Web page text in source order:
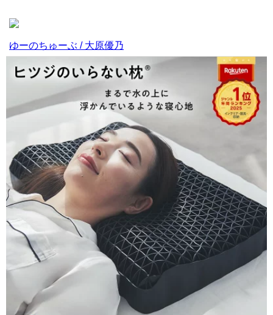
ゆーのちゅーぶ / 大原優乃